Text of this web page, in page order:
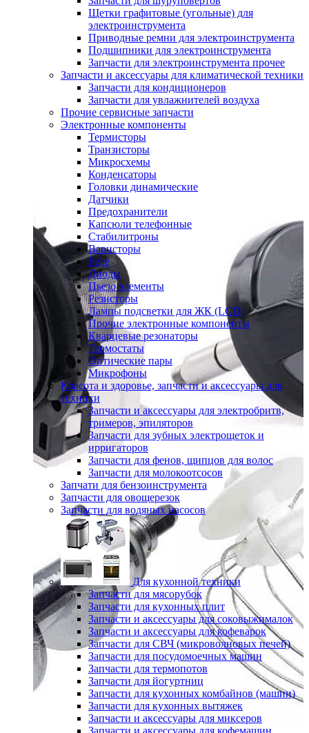
Щетки графитовые (угольные) для
электроинструмента
Приводные ремни для электроинструмента
Подшипники для электроинструмента
Запчасти для электроинструмента прочее
Запчасти и аксессуары для климатической техники
Запчасти для кондиционеров
Запчасти для увлажнителей воздуха
Прочие сервисные запчасти
Электронные компоненты
Термисторы
Транзисторы
Микросхемы
Конденсаторы
Головки динамические
Датчики
Предохранители
Капсюли телефонные
Стабилитроны
Варисторы
Реле
Диоды
Пьезо элементы
Резисторы
Лампы подсветки для ЖК (LCD)
Прочие электронные компоненты
Кварцевые резонаторы
Термостаты
Оптические пары
Микрофоны
Красота и здоровье, запчасти и аксессуары для
техники
Запчасти и аксессуары для электробритв,
тримеров, эпиляторов
Запчасти для зубных электрощеток и
ирригаторов
Запчасти для фенов, щипцов для волос
Запчасти для молокоотсосов
Запчати для бензоинструмента
Запчасти для овощерезок
Запчасти для водяных насосов
Для кухонной техники
Запчасти для мясорубок
Запчасти для кухонных плит
Запчасти и аксессуары для соковыжималок
Запчасти и аксессуары для кофеварок
Запчасти для СВЧ (микроволновых печей)
Запчасти для посудомоечных машин
Запчасти для термопотов
Запчасти для йогуртниц
Запчасти для кухонных комбайнов (машин)
Запчасти для кухонных вытяжек
Запчасти и аксессуары для миксеров
Запчасти и аксессуары для кофемашин